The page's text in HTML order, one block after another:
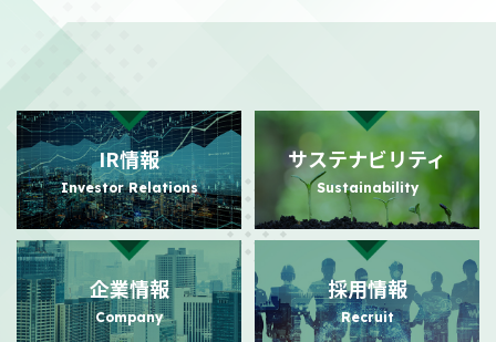
（558KB）
2026/08/03
自己株式の取得状況に関するお知らせ （101KB）
2026/07/31 PR
日本におけるビジュアルコミュニケーション事業の強化に向けた
事業基盤拡充に関するお知らせ
（140KB）
2026/07/24 PR
日本におけるビジュアルコミュニケーション事業本格展開に関す
IR情報
Investor Relations
サステナビリティ
Sustainability
企業情報
Company
採用情報
Recruit